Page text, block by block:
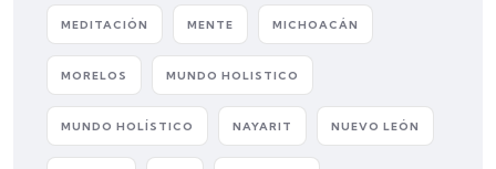
MEDITACIÓN MENTE MICHOACÁN
MORELOS MUNDO HOLISTICO
MUNDO HOLÍSTICO NAYARIT NUEVO LEÓN